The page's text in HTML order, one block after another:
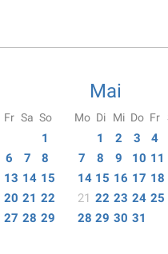
Fr Sa So
1
6 7
8
13 14 15
20 21 22
27 28 29
Mai
Mo Di Mi Do Fr
1 2 3 4
7
8 9 10 11
14 15 16 17 18
21 22 23 24 25
28 29 30 31